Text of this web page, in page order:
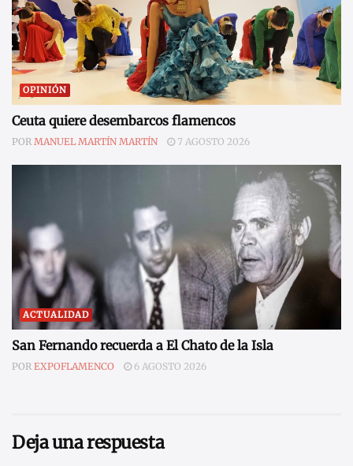
OPINIÓN
Ceuta quiere desembarcos flamencos
POR MANUEL MARTÍN MARTÍN 7 AGOSTO 2026
ACTUALIDAD
San Fernando recuerda a El Chato de la Isla
POR EXPOFLAMENCO 6 AGOSTO 2026
Deja una respuesta